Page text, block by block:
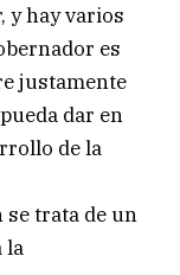
y hay varios
es
justamente
dar en
de la
se trata de un
la